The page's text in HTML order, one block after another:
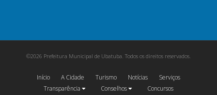
©2026 Prefeitura Municipal de Ubatuba. Todos os direitos reservados.
Início A Cidade Turismo Notícias
Serviços
Transparência
Conselhos Concursos